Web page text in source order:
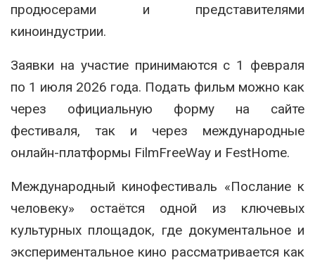
продюсерами и представителями
киноиндустрии.
Заявки на участие принимаются с 1 февраля
по 1 июля 2026 года. Подать фильм можно как
через официальную форму на сайте
фестиваля, так и через международные
онлайн-платформы FilmFreeWay и FestHome.
Международный кинофестиваль «Послание к
человеку» остаётся одной из ключевых
культурных площадок, где документальное и
экспериментальное кино рассматривается как